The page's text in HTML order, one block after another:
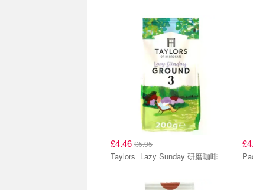
£4.46 £5.95
Taylors Lazy Sunday 研磨咖啡